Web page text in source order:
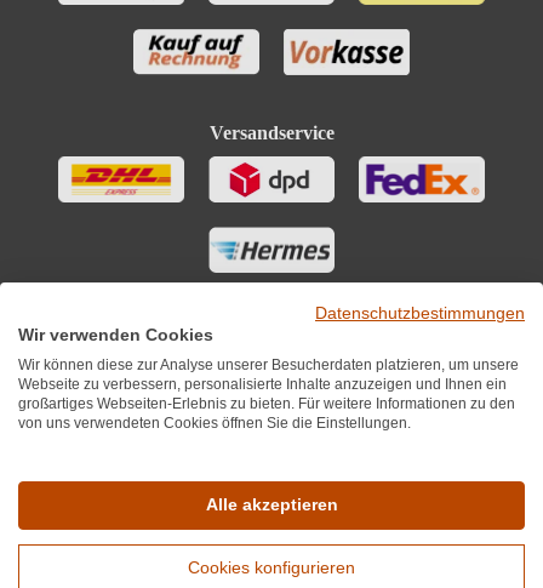
Versandservice
Datenschutzbestimmungen
Wir verwenden Cookies
Wir können diese zur Analyse unserer Besucherdaten platzieren, um unsere
Webseite zu verbessern, personalisierte Inhalte anzuzeigen und Ihnen ein
großartiges Webseiten-Erlebnis zu bieten. Für weitere Informationen zu den
von uns verwendeten Cookies öffnen Sie die Einstellungen.
Alle akzeptieren
Cookies konfigurieren